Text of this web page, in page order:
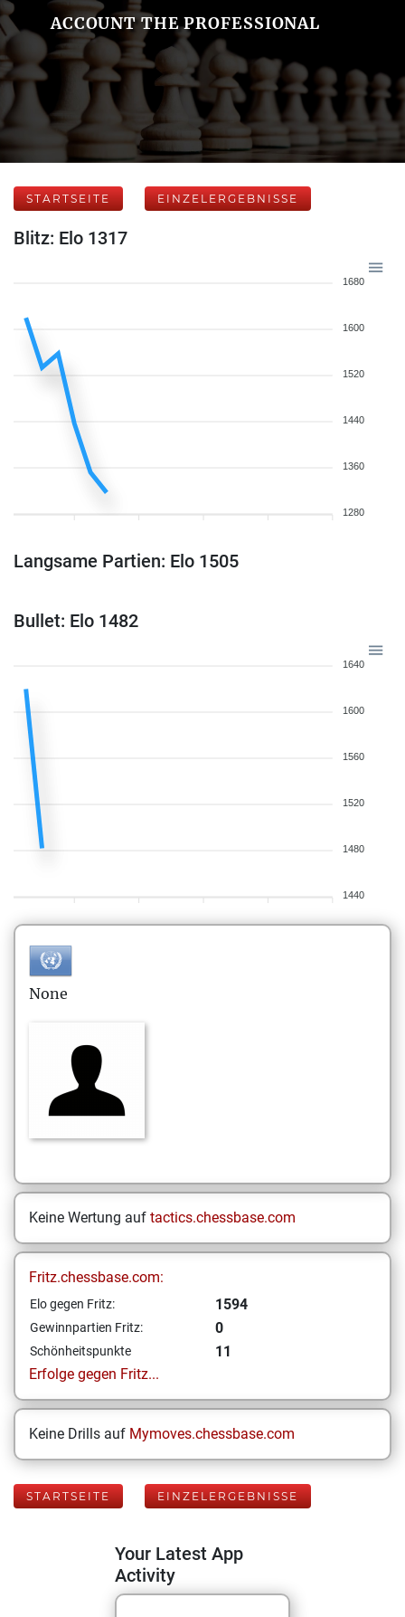
ACCOUNT THE PROFESSIONAL
STARTSEITE EINZELERGEBNISSE
Blitz: Elo 1317
1680
1600
1520
1440
1360
1280
Langsame Partien: Elo 1505
Bullet: Elo 1482
1640
1600
1560
1520
1480
1440
None
Keine Wertung auf tactics.chessbase.com
Fritz.chessbase.com:
Elo gegen Fritz: 1594
Gewinnpartien Fritz: 0
Schönheitspunkte
11
Erfolge gegen Fritz...
Keine Drills auf Mymoves.chessbase.com
STARTSEITE EINZELERGEBNISSE
Your Latest App
Activity